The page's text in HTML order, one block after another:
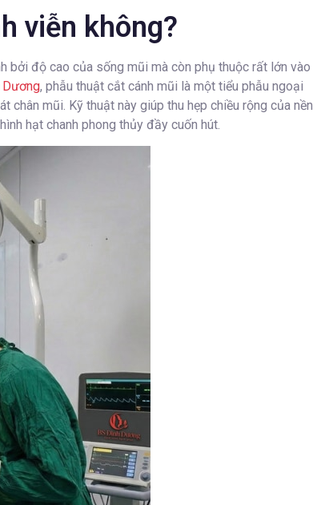
viễn không?
bởi độ cao của sống mũi mà còn phụ thuộc rất lớn vào
, phẫu thuật cắt cánh mũi là một tiểu phẫu ngoại
mũi. Kỹ thuật này giúp thu hẹp chiều rộng của nền
hạt chanh phong thủy đầy cuốn hút.